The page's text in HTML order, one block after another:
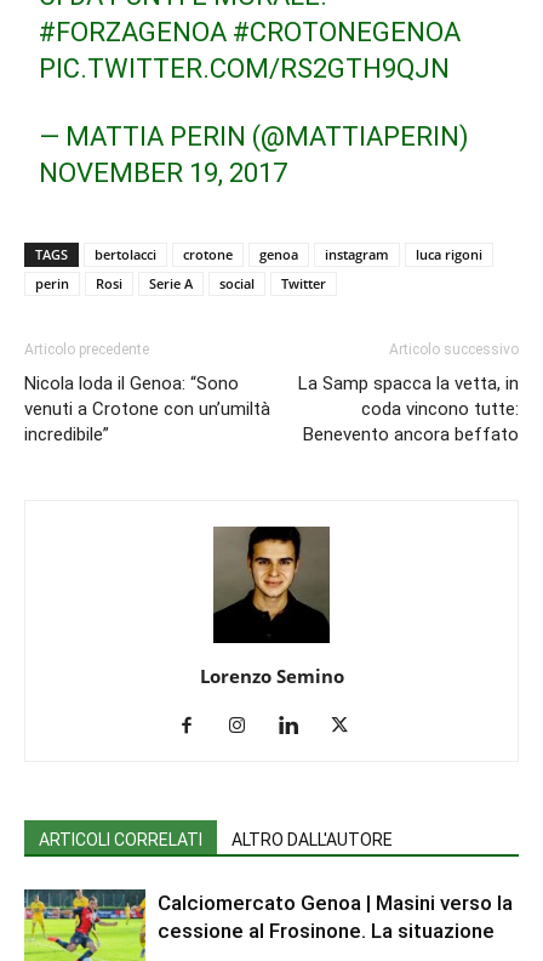
#FORZAGENOA #CROTONEGENOA
PIC.TWITTER.COM/RS2GTH9QJN
— MATTIA PERIN (@MATTIAPERIN)
NOVEMBER 19, 2017
TAGS bertolacci crotone genoa instagram
luca rigoni
perin
Rosi Serie A social Twitter
Articolo precedente
Nicola loda il Genoa: “Sono
venuti a Crotone con un’umiltà
incredibile”
Articolo successivo
La Samp spacca la vetta, in
coda vincono tutte:
Benevento ancora beffato
Lorenzo Semino
ARTICOLI CORRELATI ALTRO DALL'AUTORE
Calciomercato Genoa | Masini verso la
cessione al Frosinone. La situazione